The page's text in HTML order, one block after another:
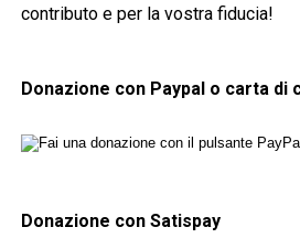
contributo e per la vostra fiducia!
Donazione con Paypal o carta di
Donazione con Satispay